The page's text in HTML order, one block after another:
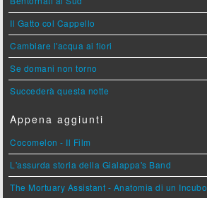
Il Gatto col Cappello
Cambiare l'acqua ai fiori
Se domani non torno
Succederà questa notte
Appena aggiunti
Cocomelon - Il Film
L'assurda storia della Gialappa's Band
The Mortuary Assistant - Anatomia di un Incubo